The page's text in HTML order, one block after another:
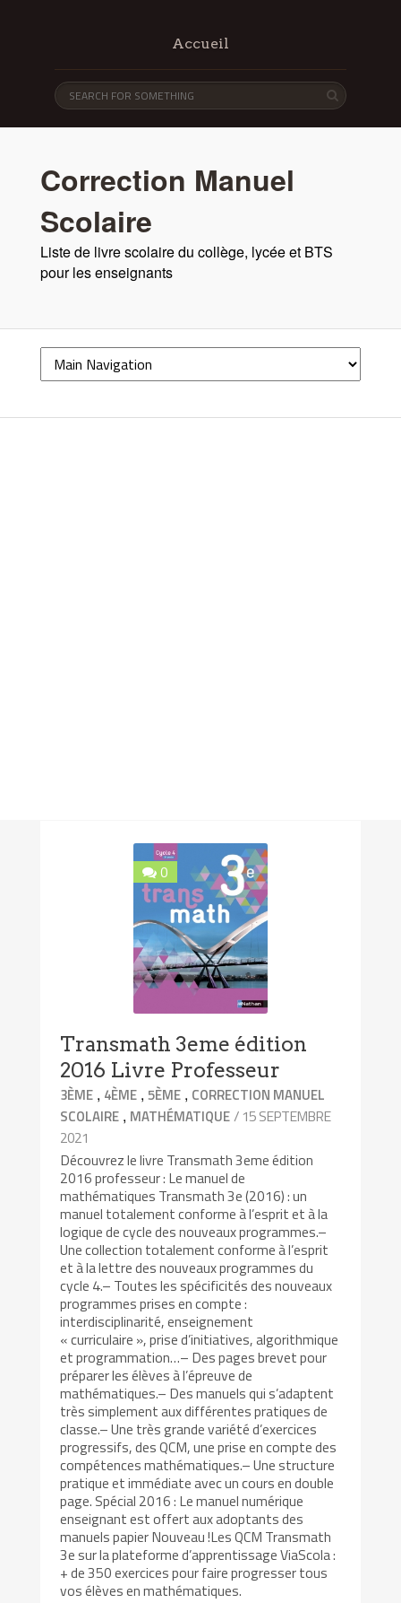
Accueil
Correction Manuel
Scolaire
Liste de livre scolaire du collège, lycée et BTS
pour les enseignants
0
Transmath 3eme édition
2016 Livre Professeur
3ÈME , 4ÈME ,5ÈME , CORRECTION MANUEL
SCOLAIRE , MATHÉMATIQUE/ 15 SEPTEMBRE
2021
Découvrez le livre Transmath 3eme édition
2016 professeur : Le manuel de
mathématiques Transmath 3e (2016) : un
manuel totalement conforme à l’esprit et à la
logique de cycle des nouveaux programmes.–
Une collection totalement conforme à l’esprit
et à la lettre des nouveaux programmes du
cycle 4.– Toutes les spécificités des nouveaux
programmes prises en compte :
interdisciplinarité, enseignement
« curriculaire », prise d’initiatives, algorithmique
et programmation…– Des pages brevet pour
préparer les élèves à l’épreuve de
mathématiques.– Des manuels qui s’adaptent
très simplement aux différentes pratiques de
classe.– Une très grande variété d’exercices
progressifs, des QCM, une prise en compte des
compétences mathématiques.– Une structure
pratique et immédiate avec un cours en double
page. Spécial 2016 : Le manuel numérique
enseignant est offert aux adoptants des
manuels papier Nouveau !Les QCM Transmath
3e sur la plateforme d’apprentissage ViaScola :
+ de 350 exercices pour faire progresser tous
vos élèves en mathématiques.